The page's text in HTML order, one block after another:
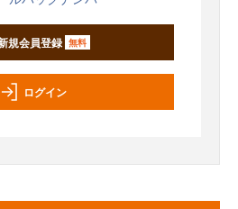
規会員登録 無料
ログイン